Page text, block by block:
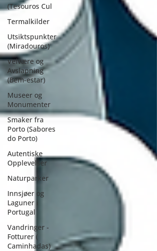
(Tesouros Cul
Termalkilder
Utsiktspunkter
(Miradouros)
Velvære og
Avslapning
(Bem-estar)
Museer og
Monumenter
Smaker fra
Porto (Sabores
do Porto)
Autentiske
Opplevelser
Naturparker
Innsjøer og
Laguner i
Portugal
Vandringer -
Fotturer (
Caminhadas)